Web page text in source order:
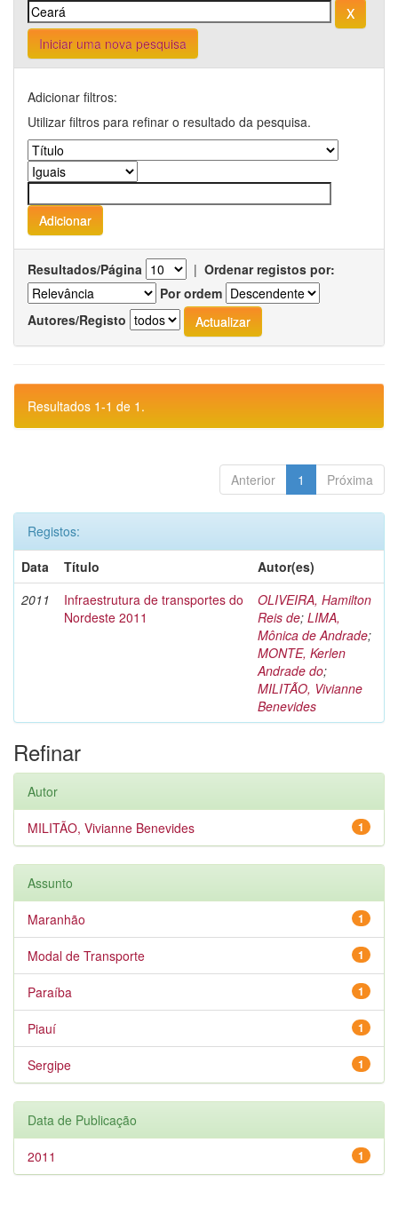
Iniciar uma nova pesquisa
Adicionar filtros:
Utilizar filtros para refinar o resultado da pesquisa.
Resultados/Página | Ordenar registos por:
Por ordem
Autores/Registo
Resultados 1-1 de 1.
Anterior 1 Próxima
Registos:
Data
Título
Autor(es)
2011
Infraestrutura de transportes do
Nordeste 2011
OLIVEIRA, Hamilton
Reis de; LIMA,
Mônica de Andrade;
MONTE, Kerlen
Andrade do;
MILITÃO, Vivianne
Benevides
Refinar
Autor
1
MILITÃO, Vivianne Benevides
Assunto
1
Maranhão
1
Modal de Transporte
1
Paraíba
1
Piauí
1
Sergipe
Data de Publicação
1
2011